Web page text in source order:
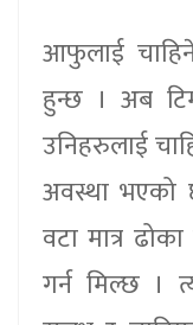
आफुलाई
हुन्छ । अब
उनिहरुलाई
अवस्था भएको
वटा मात्र
गर्न मिल्छ ।